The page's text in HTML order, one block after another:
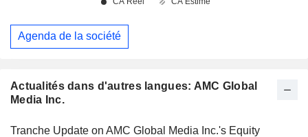
Actualités dans d'autres langues: AMC Global
Media Inc.
Tranche Update on AMC Global Media Inc.'s Equity
Agenda de la société